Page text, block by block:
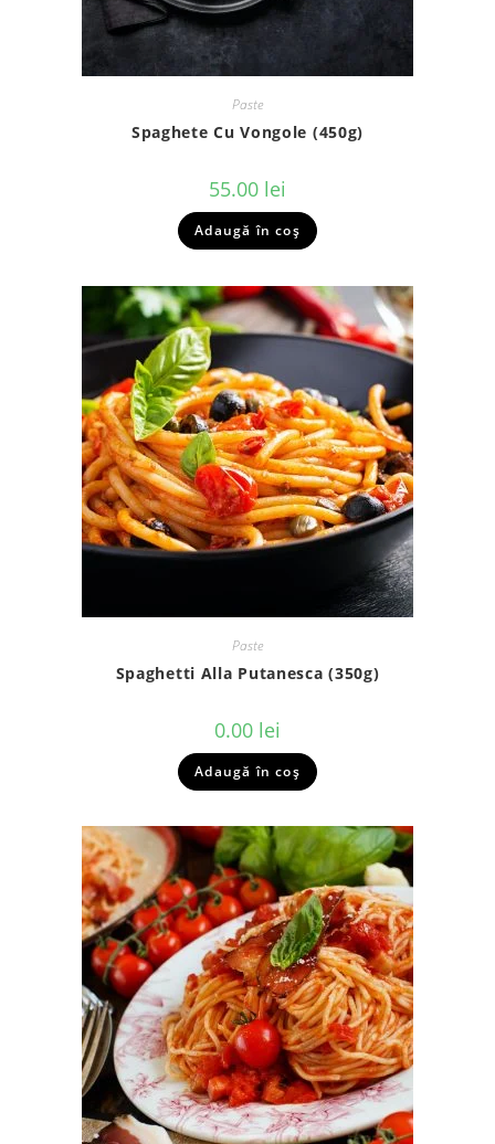
Paste
Spaghete Cu Vongole (450g)
55.00 lei
Adaugă în coș
Paste
Spaghetti Alla Putanesca (350g)
0.00 lei
Adaugă în coș